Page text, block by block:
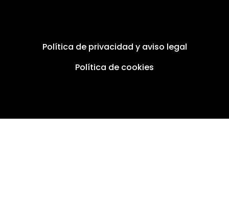
Política de privacidad y aviso legal
Política de cookies